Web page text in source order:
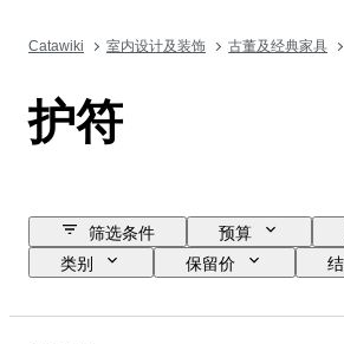
Catawiki 室内设计及装饰 古董及经典家具
护符
筛选条件 预算
类别
保留价